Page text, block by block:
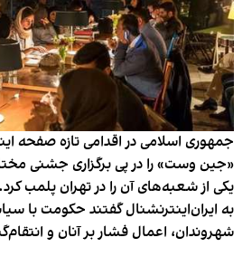
جمهوری اسلامی در اقدامی تازه صفحه
«جین وست» را در پی برگزاری جشنی
یکی از شعبه‌های آن را در تهران پلمب
به ایران‌اینترنشنال گفتند حکومت با
شهروندان، اعمال فشار بر آنان و